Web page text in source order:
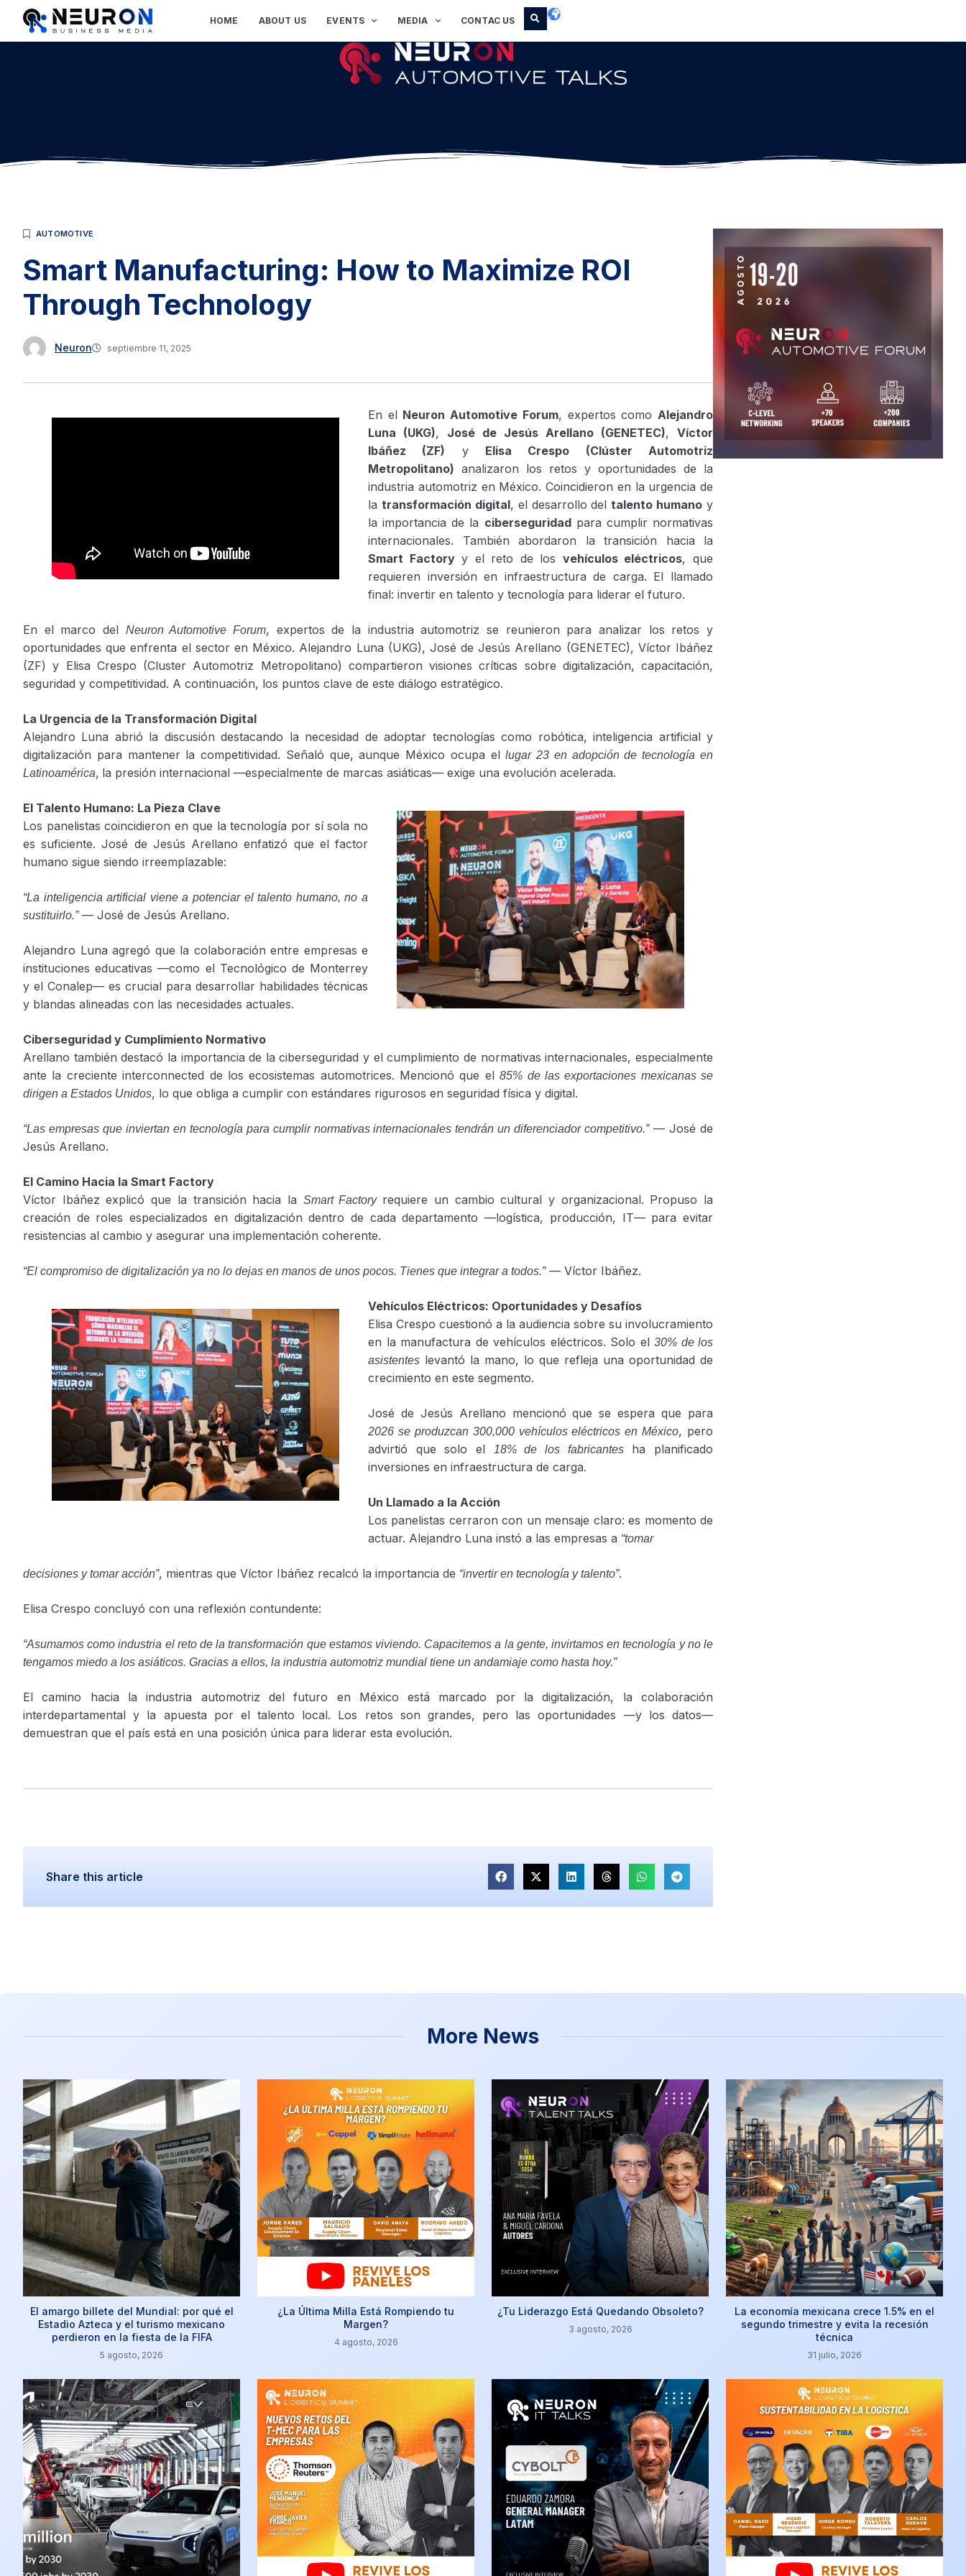
HOME ABOUT US EVENTS MEDIA CONTAC US
AUTOMOTIVE
Smart Manufacturing: How to Maximize ROI
Through Technology
Neuron septiembre 11, 2025
En el Neuron Automotive Forum, expertos comoAlejandro
Luna (UKG), José de Jesús Arellano (GENETEC), Víctor
Ibáñez (ZF) y Elisa Crespo (Clúster Automotriz
Metropolitano) analizaron los retos y oportunidades de la
industria automotriz en México. Coincidieron en la urgencia de
la transformación digital, el desarrollo deltalento humano y
la importancia de la ciberseguridadpara cumplir normativas
internacionales. También abordaron la transición hacia la
Smart Factoryy el reto de los vehículos eléctricos, que
requieren inversión en infraestructura de carga. El llamado
final: invertir en talento y tecnología para liderar el futuro.
En el marco del Neuron Automotive Forum, expertos de la industria automotriz se reunieron para analizar los retos y
oportunidades que enfrenta el sector en México. Alejandro Luna (UKG), José de Jesús Arellano (GENETEC), Víctor Ibáñez
(ZF) y Elisa Crespo (Cluster Automotriz Metropolitano) compartieron visiones críticas sobre digitalización, capacitación,
seguridad y competitividad. A continuación, los puntos clave de este diálogo estratégico.
La Urgencia de la Transformación Digital
Alejandro Luna abrió la discusión destacando la necesidad de adoptar tecnologías como robótica, inteligencia artificial y
digitalización para mantener la competitividad. Señaló que, aunque México ocupa ellugar 23 en adopción de tecnología en
Latinoamérica, la presión internacional —especialmente de marcas asiáticas— exige una evolución acelerada.
El Talento Humano: La Pieza Clave
Los panelistas coincidieron en que la tecnología por sí sola no
es suficiente. José de Jesús Arellano enfatizó que el factor
humano sigue siendo irreemplazable:
“La inteligencia artificial viene a potenciar el talento humano, no a
sustituirlo.”— José de Jesús Arellano.
Alejandro Luna agregó que la colaboración entre empresas e
instituciones educativas —como el Tecnológico de Monterrey
y el Conalep— es crucial para desarrollar habilidades técnicas
y blandas alineadas con las necesidades actuales.
Ciberseguridad y Cumplimiento Normativo
Arellano también destacó la importancia de la ciberseguridad y el cumplimiento de normativas internacionales, especialmente
ante la creciente interconnected de los ecosistemas automotrices. Mencionó que el85% de las exportaciones mexicanas se
dirigen a Estados Unidos, lo que obliga a cumplir con estándares rigurosos en seguridad física y digital.
“Las empresas que inviertan en tecnología para cumplir normativas internacionales tendrán un diferenciador competitivo.”— José de
Jesús Arellano.
El Camino Hacia la Smart Factory
Víctor Ibáñez explicó que la transición hacia la Smart Factory requiere un cambio cultural y organizacional. Propuso la
creación de roles especializados en digitalización dentro de cada departamento —logística, producción, IT— para evitar
resistencias al cambio y asegurar una implementación coherente.
“El compromiso de digitalización ya no lo dejas en manos de unos pocos. Tienes que integrar a todos.”— Víctor Ibáñez.
Vehículos Eléctricos: Oportunidades y Desafíos
Elisa Crespo cuestionó a la audiencia sobre su involucramiento
en la manufactura de vehículos eléctricos. Solo el 30% de los
asistentes levantó la mano, lo que refleja una oportunidad de
crecimiento en este segmento.
José de Jesús Arellano mencionó que se espera que para
2026 se produzcan 300,000 vehículos eléctricos en México, pero
advirtió que solo el
18% de los fabricantesha planificado
inversiones en infraestructura de carga.
Un Llamado a la Acción
Los panelistas cerraron con un mensaje claro: es momento de
actuar. Alejandro Luna instó a las empresas a “tomar
decisiones y tomar acción”, mientras que Víctor Ibáñez recalcó la importancia de “invertir en tecnología y talento”.
Elisa Crespo concluyó con una reflexión contundente:
“Asumamos como industria el reto de la transformación que estamos viviendo. Capacitemos a la gente, invirtamos en tecnología y no le
tengamos miedo a los asiáticos. Gracias a ellos, la industria automotriz mundial tiene un andamiaje como hasta hoy.”
El camino hacia la industria automotriz del futuro en México está marcado por la digitalización, la colaboración
interdepartamental y la apuesta por el talento local. Los retos son grandes, pero las oportunidades —y los datos—
demuestran que el país está en una posición única para liderar esta evolución.
Share this article
More News
El amargo billete del Mundial: por qué el
Estadio Azteca y el turismo mexicano
perdieron en la fiesta de la FIFA
5 agosto, 2026
¿La Última Milla Está Rompiendo tu
Margen?
4 agosto, 2026
¿Tu Liderazgo Está Quedando Obsoleto?
3 agosto, 2026
La economía mexicana crece 1.5% en el
segundo trimestre y evita la recesión
técnica
31 julio, 2026